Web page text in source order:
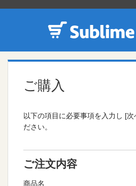
ご購入
以下の項目に必要事項を入力し [次
ださい。
ご注文内容
商品名